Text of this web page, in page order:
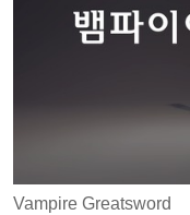
Vampire Greatsword